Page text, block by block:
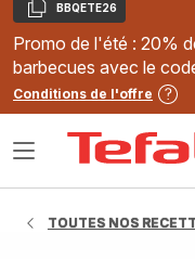
Copier
BBQETE26
Promo de l'été : 20%
barbecues avec le
Conditions de l'offre
Ouvrir
TOUTES NOS